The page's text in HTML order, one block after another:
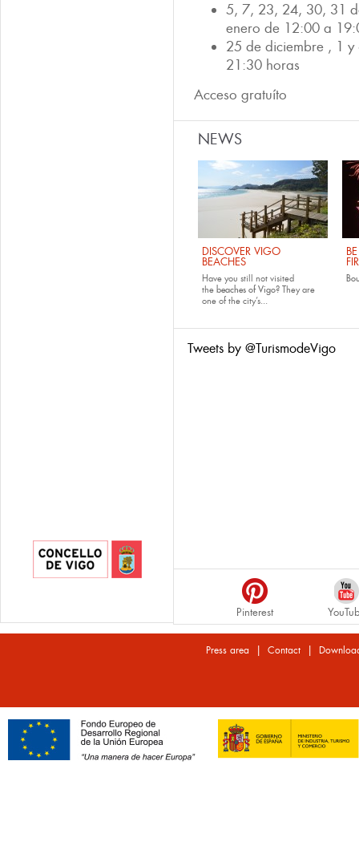
5, 7, 23, 24, 30, 31
enero de 12:00 a
25 de diciembre , 1
21:30 horas
Acceso gratuíto
NEWS
DISCOVER VIGO
BEACHES
Have you still not visited
the beaches of Vigo? They are
one of the city’s...
Tweets by @TurismodeVigo
Pinterest
Press area | Contact|